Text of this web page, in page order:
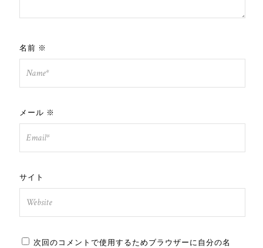
名前 ※
メール ※
サイト
次回のコメントで使用するためブラウザーに自分の名